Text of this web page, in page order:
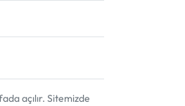
açılır. Sitemizde